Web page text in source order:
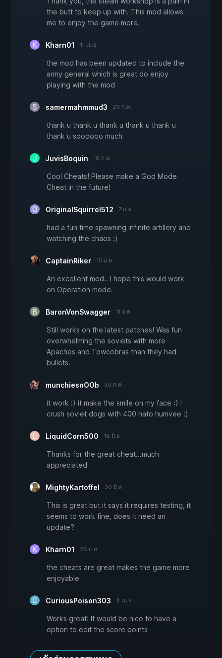
the butt to keep up with. This mod allows
me to enjoy the game more.
Kharn01 11 เม.ย.
the mod has been updated to include the
army general which is great do enjoy
playing with the mod
samermahmmud3 29 ก.พ.
thank u thank u thank u thank u thank u
thank u soooooo much
JuvisBoquin 19 ก.พ.
Cool Cheats! Please make a God Mode
Cheat in the future!
OriginalSquirrel512 7 ก.พ.
had a fun time spawning infinite artillery and
watching the chaos :)
CaptainRiker 15 ม.ค.
An excellent mod.. I hope this would work
on Operation mode.
BaronVonSwagger 11 ม.ค.
Still works on the latest patches! Was fun
overwhelming the soviets with more
Apaches and Towcobras than they had
bullets.
munchiesnOOb 30 ก.ค.
it work :) it make the smile on my face :) I
crush soviet dogs with 400 nato humvee :)
LiquidCorn500 18 มิ.ย.
Thanks for the great cheat...much
appreciated
MightyKartoffel 30 มี.ค.
This is great but it says it requires testing, it
seems to work fine, does it need an
update?
Kharn01 28 ธ.ค.
the cheats are great makes the game more
enjoyable
CuriousPoison303 4 เม.ย.
Works great! It would be nice to have a
option to edit the score points